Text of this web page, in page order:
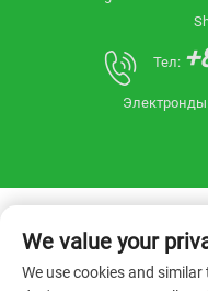
Тел:
We value your
We use cookies and